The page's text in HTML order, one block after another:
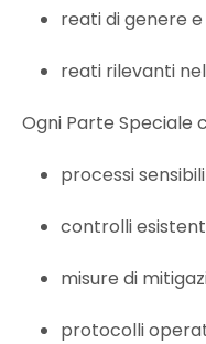
reati di genere
reati rilevanti
Ogni Parte Speciale
processi sensibili
controlli
misure di
protocolli